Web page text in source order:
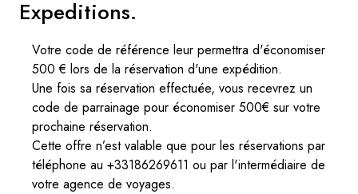
Expeditions.
Votre code de référence leur permettra d'économiser
500 € lors de la réservation d'une expédition.
Une fois sa réservation effectuée, vous recevrez un
code de parrainage pour économiser 500€ sur votre
prochaine réservation.
Cette offre n’est valable que pour les réservations par
téléphone au +33186269611 ou par l'intermédiaire de
votre agence de voyages.